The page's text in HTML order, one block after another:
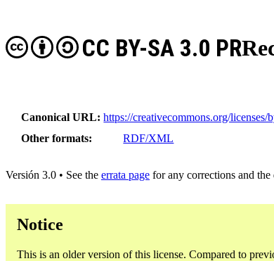
CC BY-SA 3.0 PR
Canonical URL
https://creativecommons.org/licenses/
Other formats
RDF/XML
Versión 3.0 • See the errata page for any corrections and the
Notice
This is an older version of this license. Compared to